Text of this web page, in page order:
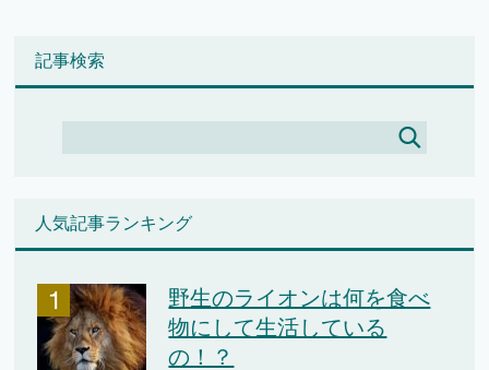
記事検索
人気記事ランキング
野生のライオンは何を食べ
物にして生活している
の！？